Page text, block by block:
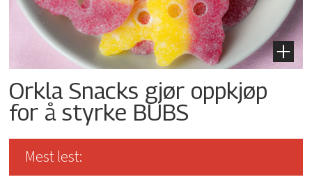
Orkla Snacks gjør oppkjøp
for å styrke BUBS
Mest lest: